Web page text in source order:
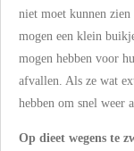
niet moet kunnen
mogen een klein
mogen hebben voor
afvallen. Als ze wat
hebben om snel weer
Op dieet wegens te